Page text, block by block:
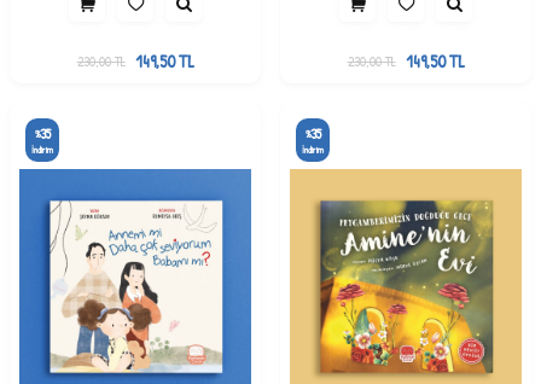
230,00TL 149,50TL 230,00TL 149,50TL
%35
İndirim
%35
İndirim